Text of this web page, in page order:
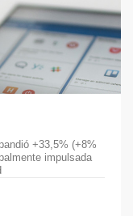
+33,5% (+8%
impulsada